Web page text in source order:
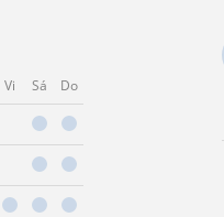
Vi Sá Do